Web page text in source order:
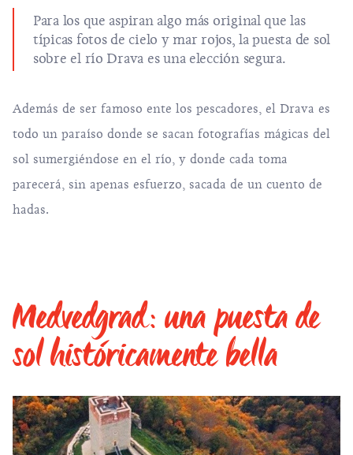
Para los que aspiran algo más original que las
típicas fotos de cielo y mar rojos, la puesta de sol
sobre el río Drava es una elección segura.
Además de ser famoso ente los pescadores, el Drava es
todo un paraíso donde se sacan fotografías mágicas del
sol sumergiéndose en el río, y donde cada toma
parecerá, sin apenas esfuerzo, sacada de un cuento de
hadas.
Medvedgrad: una puesta de
sol históricamente bella